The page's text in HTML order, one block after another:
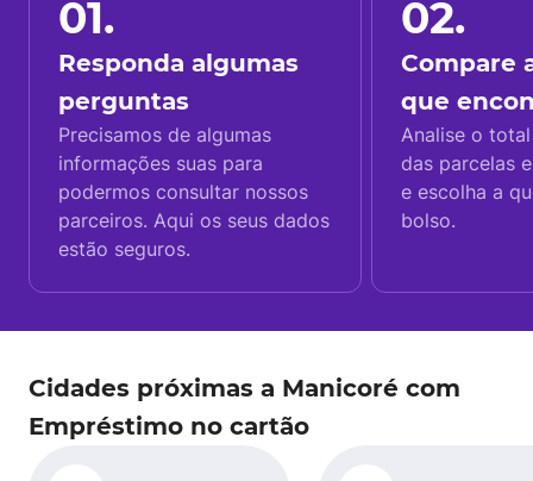
01.
Responda algumas
perguntas
Precisamos de algumas
informações suas para
podermos consultar nossos
parceiros. Aqui os seus dados
estão seguros.
02.
Compare
que
Analise o
das parcelas
e escolha a
bolso.
Cidades próximas a Manicoré com
Empréstimo no cartão